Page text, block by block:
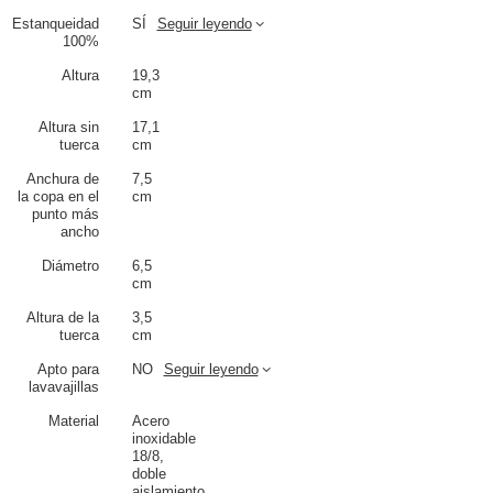
Estanqueidad
100%
SÍ Seguir leyendo
Altura
19,3
cm
Altura sin
tuerca
17,1
cm
Anchura de
la copa en el
punto más
ancho
7,5
cm
Diámetro
6,5
cm
Altura de la
tuerca
3,5
cm
Apto para
lavavajillas
NO Seguir leyendo
Material
Acero
inoxidable
18/8,
doble